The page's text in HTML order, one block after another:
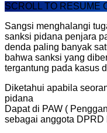
SCROLL TO RESUME
Sangsi menghalangi
sanksi pidana penjara
denda paling banyak
bahwa sanksi yang
tergantung pada kasus
Diketahui apabila
pidana
Dapat di PAW (
sebagai anggota DPRD